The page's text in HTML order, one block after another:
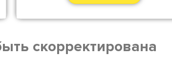
скорректирована